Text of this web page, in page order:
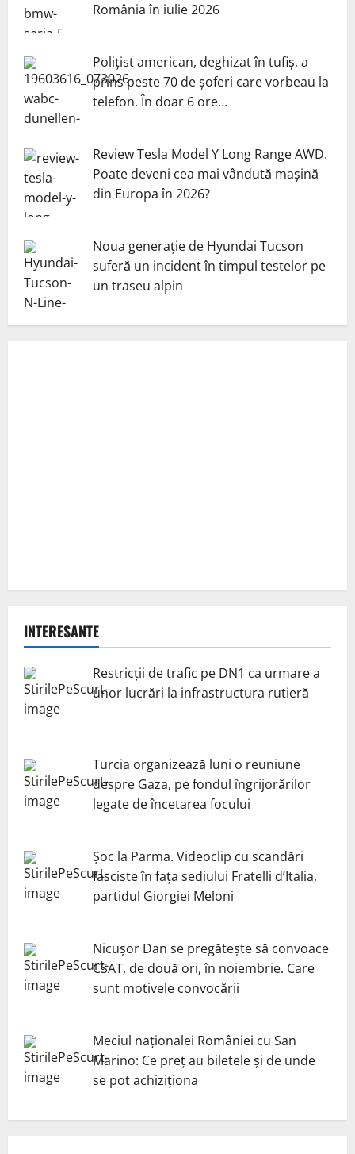
România în iulie 2026
Polițist american, deghizat în tufiș, a
prins peste 70 de șoferi care vorbeau la
telefon. În doar 6 ore…
Review Tesla Model Y Long Range AWD.
Poate deveni cea mai vândută mașină
din Europa în 2026?
Noua generație de Hyundai Tucson
suferă un incident în timpul testelor pe
un traseu alpin
INTERESANTE
Restricții de trafic pe DN1 ca urmare a
unor lucrări la infrastructura rutieră
Turcia organizează luni o reuniune
despre Gaza, pe fondul îngrijorărilor
legate de încetarea focului
Șoc la Parma. Videoclip cu scandări
fasciste în fața sediului Fratelli d’Italia,
partidul Giorgiei Meloni
Nicuşor Dan se pregăteşte să convoace
CSAT, de două ori, în noiembrie. Care
sunt motivele convocării
Meciul naționalei României cu San
Marino: Ce preț au biletele și de unde
se pot achiziționa